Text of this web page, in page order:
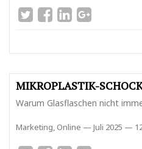
MIKROPLASTIK-
Warum Glasflaschen nicht
Marketing, Online — Juli 2025 —